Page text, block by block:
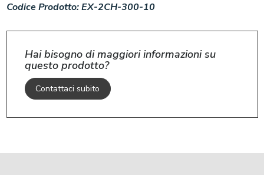
Codice Prodotto: EX-2CH-300-10
Hai bisogno di maggiori informazioni su
questo prodotto?
Contattaci subito